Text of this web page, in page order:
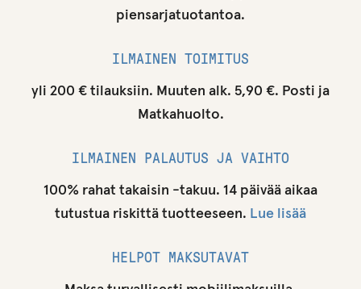
piensarjatuotantoa.
ILMAINEN TOIMITUS
yli 200 € tilauksiin. Muuten alk. 5,90 €. Posti ja
Matkahuolto.
ILMAINEN PALAUTUS JA VAIHTO
100% rahat takaisin -takuu. 14 päivää aikaa
tutustua riskittä tuotteeseen. Lue lisää
HELPOT MAKSUTAVAT